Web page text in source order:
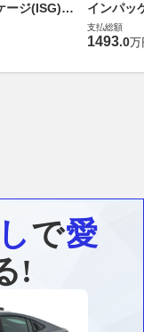
ージ(ISG) 4
インパッ
ーゼルタ
502
支払総額
1493.0万
で愛
!